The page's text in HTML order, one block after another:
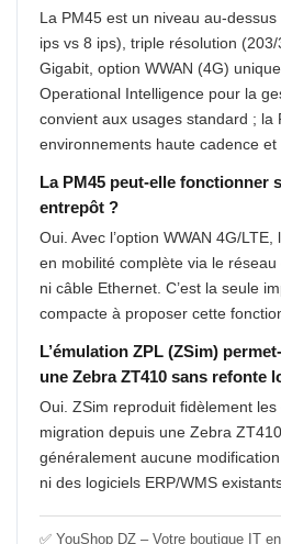
La PM45 est un niveau au-
ips vs 8 ips), triple résolution
Gigabit, option WWAN (4G)
Operational Intelligence pour la
convient aux usages standard ; la
environnements haute cadence et
La PM45 peut-elle fonctionner
entrepôt ?
Oui. Avec l’option WWAN 4G/
en mobilité complète via le
ni câble Ethernet. C’est la seule
compacte à proposer cette
L’émulation ZPL (ZSim)
une Zebra ZT410 sans refonte
Oui. ZSim reproduit fidèlement
migration depuis une Zebra
généralement aucune
ni des logiciels ERP/WMS
✅ YouShop DZ – Votre boutique IT